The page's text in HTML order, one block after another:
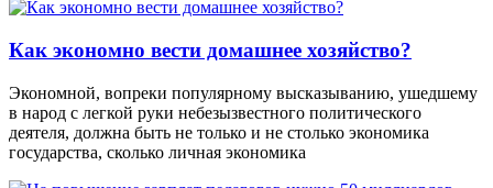
Как экономно вести домашнее хозяйство?
Экономной, вопреки популярному высказыванию, ушедшему
в народ с легкой руки небезызвестного политического
деятеля, должна быть не только и не столько экономика
государства, сколько личная экономика